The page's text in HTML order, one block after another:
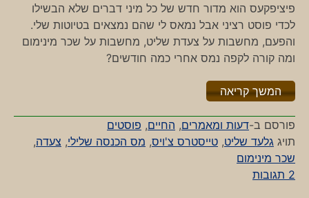
פיציפקעס הוא מדור חדש של כל מיני דברים שלא הבשילו
לכדי פוסט רציני אבל נמאס לי שהם נמצאים בטיוטות שלי.
והפעם, מחשבות על צעדת שליט, מחשבות על שכר מינימום
ומה קורה לקפה נמס אחרי כמה חודשים?
המשך קריאה"%s"
פורסם ב-דעות ומאמרים, החיים, פוסטים
תויג גלעד שליט, טייסטרס צ'ויס, מס הכנסה שלילי, צעדה,
שכר מינימום
2 תגובות
על